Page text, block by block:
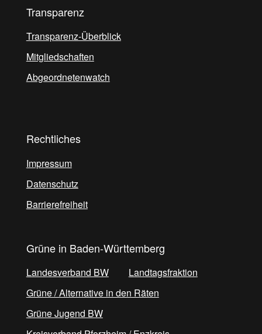
Transparenz
Transparenz-Überblick
Mitgliedschaften
Abgeordnetenwatch
Rechtliches
Impressum
Datenschutz
Barrierefreiheit
Grüne in Baden-Württemberg
Landesverband BW
Landtagsfraktion
Grüne / Alternative in den Räten
Grüne Jugend BW